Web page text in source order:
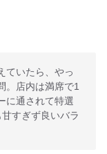
ていたら、やっ
。店内は満席で1
に通されて特選
すぎず良いバラ